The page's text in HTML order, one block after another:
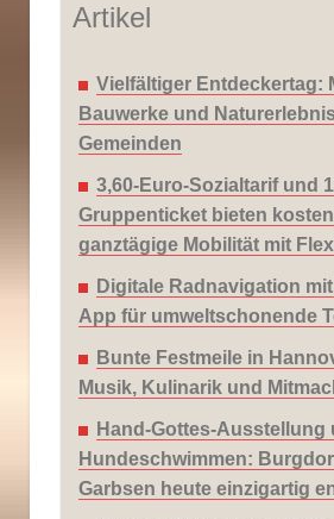
Artikel
Vielfältiger Entdeckertag:
Bauwerke und
Gemeinden
3,60-Euro-Sozialtarif und
Gruppenticket bieten
ganztägige Mobilität mit
Digitale Radnavigation
App für umweltschonende
Bunte Festmeile in
Musik, Kulinarik und
Hand-Gottes-Ausstellung
Hundeschwimmen:
Garbsen heute einzigartig